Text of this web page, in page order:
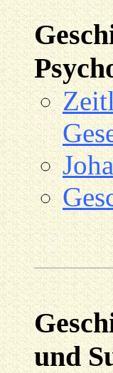
und